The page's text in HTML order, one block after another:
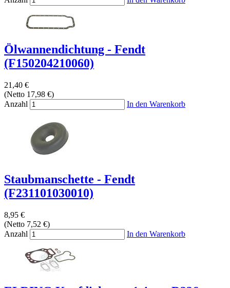
Ölwannendichtung - Fendt
(F150204210060)
21,40 €
(Netto 17,98 €)
Anzahl
In den Warenkorb
Staubmanschette - Fendt
(F231101030010)
8,95 €
(Netto 7,52 €)
Anzahl
In den Warenkorb